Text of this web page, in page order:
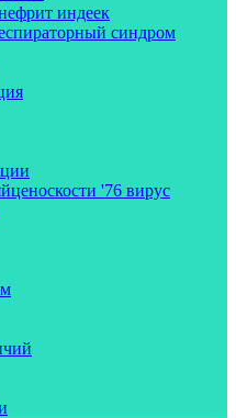
индеек
синдром
'76 вирус